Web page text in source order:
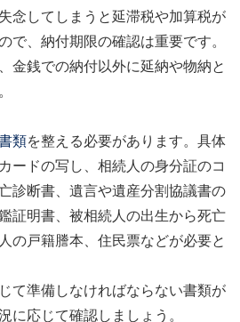
念してしまうと延滞税や加算税が
で、納付期限の確認は重要です。
金銭での納付以外に延納や物納と
類を整える必要があります。具体
ードの写し、相続人の身分証のコ
診断書、遺言や遺産分割協議書の
証明書、被相続人の出生から死亡
の戸籍謄本、住民票などが必要と
て準備しなければならない書類が
に応じて確認しましょう。